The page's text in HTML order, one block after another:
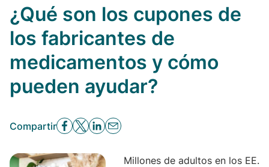
¿Qué son los cupones de
los fabricantes de
medicamentos y cómo
pueden ayudar?
Compartir
Millones de adultos en los EE.